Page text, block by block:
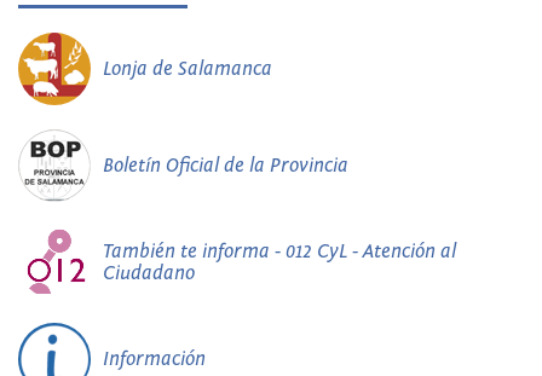
Lonja de Salamanca
Boletín Oficial de la Provincia
También te informa - 012 CyL - Atención al
Ciudadano
Información